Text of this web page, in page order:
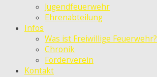
Jugendfeuerwehr
Ehrenabteilung
Infos
Was ist Freiwillige Feuerwehr?
Chronik
Förderverein
Kontakt